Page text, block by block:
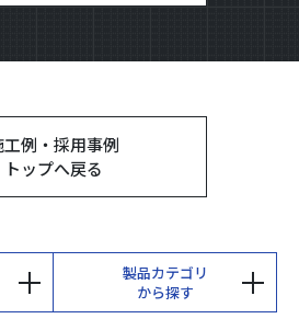
工例・採用事例
トップへ戻る
製品カテゴリ
から探す